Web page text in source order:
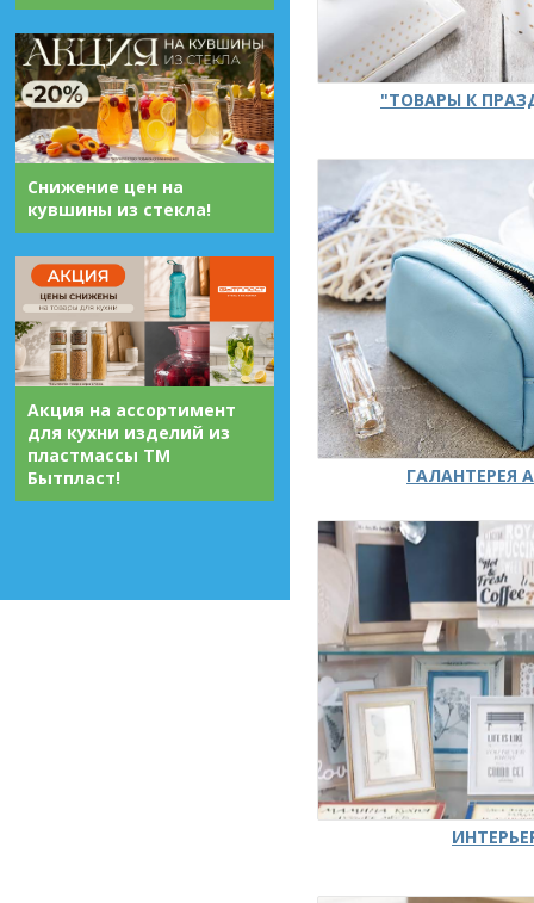
Снижение цен на
кувшины из стекла!
Акция на ассортимент
для кухни изделий из
пластмассы ТМ
Бытпласт!
"ТОВАРЫ К
ГАЛАНТЕРЕЯ